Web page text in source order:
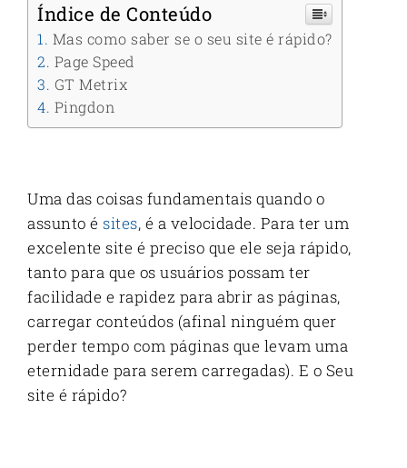
Índice de Conteúdo
Mas como saber se o seu site é rápido?
Page Speed
GT Metrix
Pingdon
Uma das coisas fundamentais quando o
assunto é sites, é a velocidade. Para ter um
excelente site é preciso que ele seja rápido,
tanto para que os usuários possam ter
facilidade e rapidez para abrir as páginas,
carregar conteúdos (afinal ninguém quer
perder tempo com páginas que levam uma
eternidade para serem carregadas). E o Seu
site é rápido?